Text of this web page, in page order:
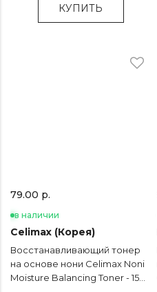
КУПИТЬ
79.00 р.
в наличии
Celimax (Корея)
Восстанавливающий тонер
на основе нони Celimax Noni
Moisture Balancing Toner - 150